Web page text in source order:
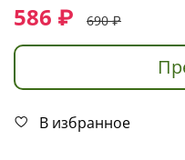
586 ₽ 690 ₽
В избранное